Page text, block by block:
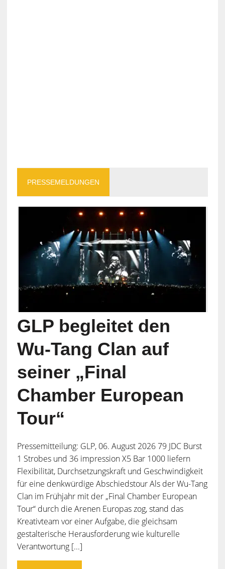
PRESSEMELDUNGEN
GLP begleitet den
Wu-Tang Clan auf
seiner „Final
Chamber European
Tour“
Pressemitteilung: GLP, 06. August 2026 79 JDC Burst
1 Strobes und 36 impression X5 Bar 1000 liefern
Flexibilität, Durchsetzungskraft und Geschwindigkeit
für eine denkwürdige Abschiedstour Als der Wu-Tang
Clan im Frühjahr mit der „Final Chamber European
Tour“ durch die Arenen Europas zog, stand das
Kreativteam vor einer Aufgabe, die gleichsam
gestalterische Herausforderung wie kulturelle
Verantwortung [...]